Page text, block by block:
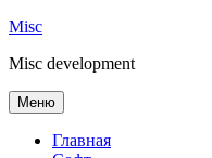
Перейти
содержимому
Misc
Misc development
Меню
Главная